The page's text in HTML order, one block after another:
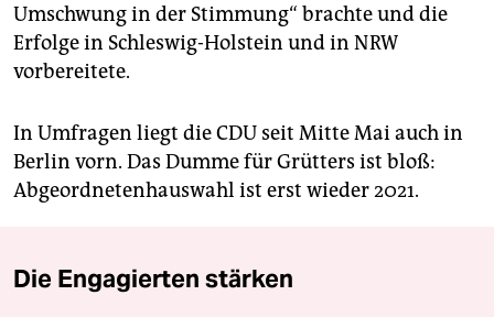
Umschwung in der Stimmung“ brachte und die
Erfolge in Schleswig-Holstein und in NRW
vorbereitete.
In Umfragen liegt die CDU seit Mitte Mai auch in
Berlin vorn. Das Dumme für Grütters ist bloß:
Abgeordnetenhauswahl ist erst wieder 2021.
Die Engagierten stärken